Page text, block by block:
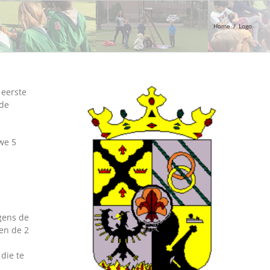
Home / Logo
5
de
de 2
te